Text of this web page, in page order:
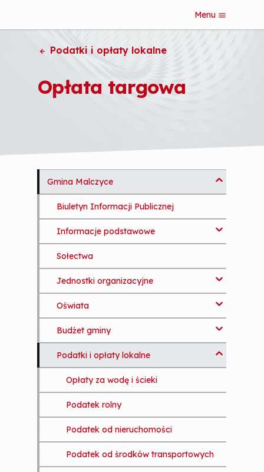
k
Menu
Podatki i opłaty lokalne
Opłata targowa
S
k
p
o
m
a
n
c
o
n
t
e
Gmina Malczyce
Biuletyn Informacji Publicznej
Informacje podstawowe
Wpłaty / Nr Konta
Sołectwa
Jednostki organizacyjne
Biblioteka
GOPS
Gminny Ośrodek Kultury i Sportu
Malczyckie Usługi Komunalne Sp. z
o.o.
Publiczne Przedszkole w Malczycach
Samodzielny Publiczny Zakład Opieki
Zdrowotnej
Oświata
Komunikaty
Rejestr Placówek Oświatowych
Rejestr Żłobków i Klubów
Dziecięcych
Zwrot kosztów kształcenia
pracowników młodocianych
Dowóz i zwrot kosztów przejazdu
Budżet gminy
Budżet na 2024 rok
Podatki i opłaty lokalne
Opłaty za wodę i ścieki
Podatek rolny
Podatek od nieruchomości
Podatek od środków transportowych